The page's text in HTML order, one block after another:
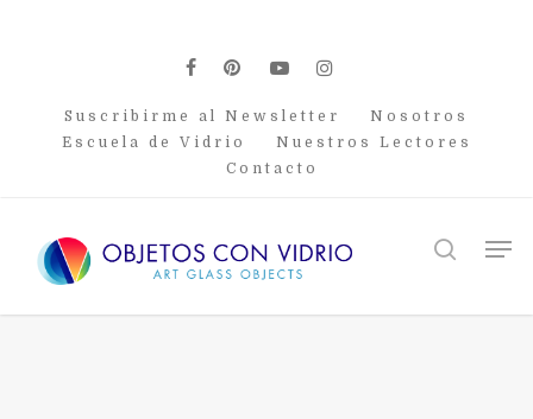
facebook
pinterest
youtubeinstagram
Suscribirme al Newsletter
Nosotros
Escuela de Vidrio
Nuestros Lectores
Contacto
search